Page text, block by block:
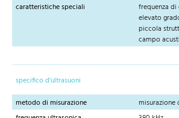
caratteristiche speciali
frequenza
elevato
piccola
campo
specifico d'ultrasuoni
metodo di misurazione